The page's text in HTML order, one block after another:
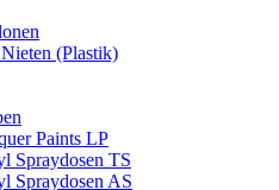
(Plastik)
Paints LP
Spraydosen TS
Spraydosen AS